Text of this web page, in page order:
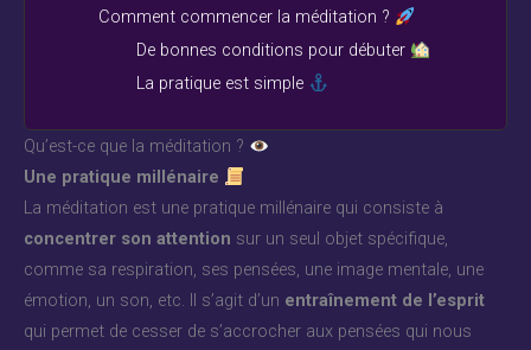
Comment commencer la méditation ?
De bonnes conditions pour débuter
La pratique est simple
Qu’est-ce que la méditation ?
Une pratique millénaire
La méditation est une pratique millénaire qui consiste à
concentrer son attention sur un seul objet spécifique,
comme sa respiration, ses pensées, une image mentale, une
émotion, un son, etc. Il s’agit d’un entraînement de l’esprit
qui permet de cesser de s’accrocher aux pensées qui nous